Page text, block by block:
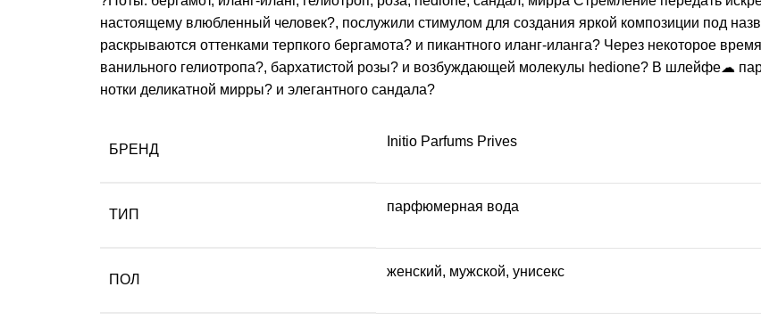
настоящему влюбленный человек?, послужили стимулом для создания яркой композиции под
раскрываются оттенками терпкого бергамота? и пикантного иланг-иланга? Через некоторое
ванильного гелиотропа?, бархатистой розы? и возбуждающей молекулы hedione? В шлейфе☁
нотки деликатной мирры? и элегантного сандала?
БРЕНД
Initio Parfums Prives
ТИП
парфюмерная вода
ПОЛ
женский, мужской, унисекс